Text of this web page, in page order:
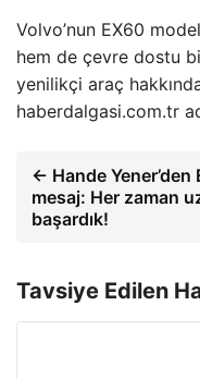
Volvo’nun EX60
hem de çevre dostu
yenilikçi araç
haberdalgasi.com.tr
← Hande Yener’den
mesaj: Her zaman
başardık!
Tavsiye Edilen